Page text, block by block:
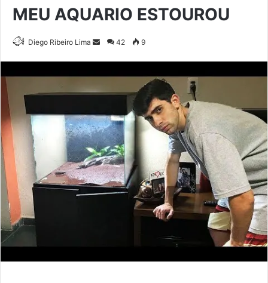
MEU AQUARIO ESTOUROU
Diego Ribeiro Lima
Mande
42 9